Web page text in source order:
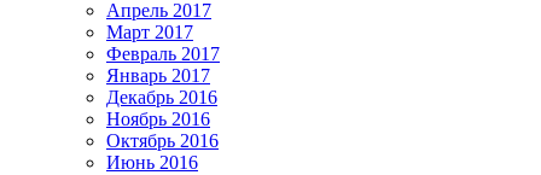
Апрель 2017
Март 2017
Февраль 2017
Январь 2017
Декабрь 2016
Ноябрь 2016
Октябрь 2016
Июнь 2016